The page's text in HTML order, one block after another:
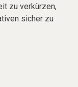
zu verkürzen,
sicher zu